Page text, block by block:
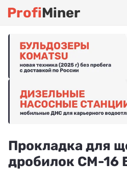
ProfiMiner
Прокладка для
дробилок СМ-16